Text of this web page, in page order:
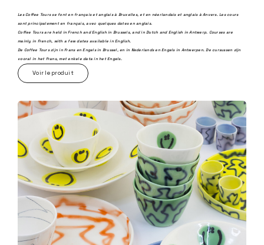
Les Coffee Tours se font en français et anglais à Bruxelles, et en néerlandais et anglais à Anvers. Les cours
sont principalement en français, avec quelques dates en anglais.
Coffee Tours are held in French and English in Brussels, and in Dutch and English in Antwerp. Courses are
mainly in French, with a few dates available in English.
De Coffee Tours zijn in Frans en Engels in Brussel, en in Nederlands en Engels in Antwerpen.De cursussen zijn
vooral in het Frans, met enkele data in het Engels.
Voir le produit